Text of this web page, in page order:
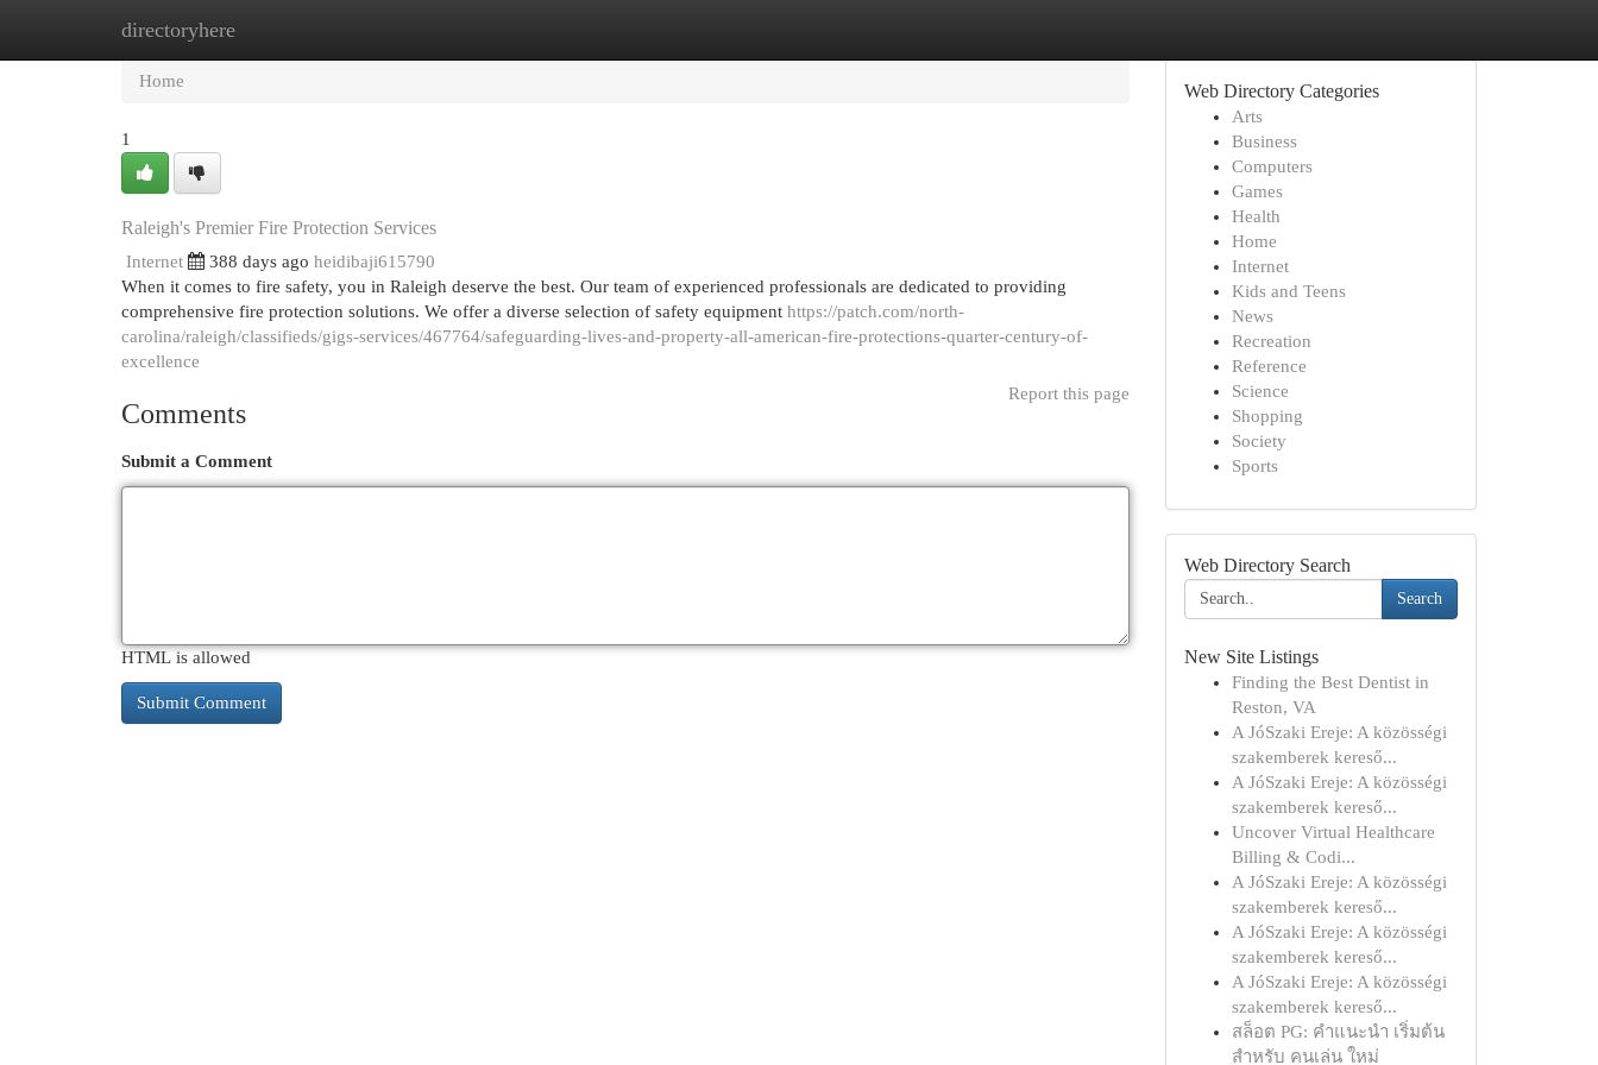
directoryhere
Home
Home
1
Raleigh's Premier Fire Protection Services
Internet 388 days ago heidibaji615790
When it comes to fire safety, you in Raleigh deserve the best. Our team of experienced professionals are dedicated to providing
comprehensive fire protection solutions. We offer a diverse selection of safety equipment https://patch.com/north-
carolina/raleigh/classifieds/gigs-services/467764/safeguarding-lives-and-property-all-american-fire-protections-quarter-century-of-
excellence
Report this page
Comments
Submit a Comment
HTML is allowed
Web Directory Categories
Arts
Business
Computers
Games
Health
Home
Internet
Kids and Teens
News
Recreation
Reference
Science
Shopping
Society
Sports
Web Directory Search
Search
New Site Listings
Finding the Best Dentist in
Reston, VA
A JóSzaki Ereje: A közösségi
szakemberek kereső...
A JóSzaki Ereje: A közösségi
szakemberek kereső...
Uncover Virtual Healthcare
Billing & Codi...
A JóSzaki Ereje: A közösségi
szakemberek kereső...
A JóSzaki Ereje: A közösségi
szakemberek kereső...
A JóSzaki Ereje: A közösségi
szakemberek kereső...
สล็อต PG: คำแนะนำ เริ่มต้น
สำหรับ คนเล่น ใหม่